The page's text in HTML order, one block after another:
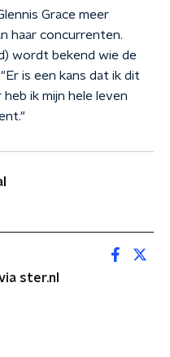
Grace meer
haar concurrenten.
wordt bekend wie de
is een kans dat ik dit
ik mijn hele leven
ster.nl